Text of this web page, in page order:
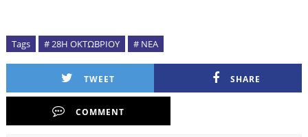
Tags # 28Η ΟΚΤΩΒΡΙΟΥ # ΝΕΑ
TWEET SHARE
COMMENT